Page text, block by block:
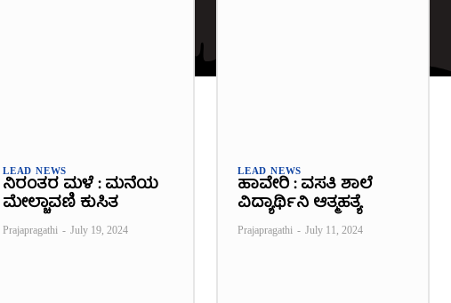
LEAD NEWS
ನಿರಂತರ ಮಳೆ : ಮನೆಯ
ಮೇಲ್ಚಾವಣಿ ಕುಸಿತ
Prajapragathi - July 19, 2024
LEAD NEWS
ಹಾವೇರಿ : ವಸತಿ ಶಾಲೆ
ವಿದ್ಯಾರ್ಥಿನಿ ಆತ್ಮಹತ್ಯೆ
Prajapragathi - July 11, 2024